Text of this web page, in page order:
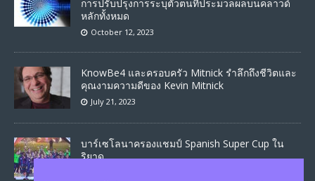
การปรับปรุงการระบุตัวตนที่ประมวลผลบนคลาวด์
หลักทั้งหมด
October 12, 2023
KnowBe4 และครอบครัว Mitnick รำลึกถึงชีวิตและ
คุณงามความดีของ Kevin Mitnick
July 21, 2023
บาร์เซโลนาครองแชมป์ Spanish Super Cup ใน
ริยาด